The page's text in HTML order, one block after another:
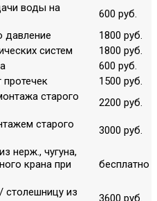
воды на
600 руб.
давление
1800 руб.
систем
1800 руб.
600 руб.
1500 руб.
старого
2200 руб.
старого
3000 руб.
нерж., чугуна,
крана при
бесплатно
столешницу из
3600 руб.